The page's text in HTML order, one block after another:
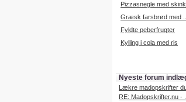
Pizzasnegle med
Græsk farsbrød med ...
Fyldte peberfrugter
Kylling i cola med ris
Nyeste forum
Lækre madopskrifter du
RE: Madopskrifter.nu - ...